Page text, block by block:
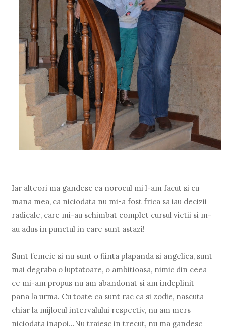
Iar alteori ma gandesc ca norocul mi l-am facut si cu
mana mea, ca niciodata nu mi-a fost frica sa iau decizii
radicale, care mi-au schimbat complet cursul vietii si m-
au adus in punctul in care sunt astazi!
Sunt femeie si nu sunt o fiinta plapanda si angelica, sunt
mai degraba o luptatoare, o ambitioasa, nimic din ceea
ce mi-am propus nu am abandonat si am indeplinit
pana la urma. Cu toate ca sunt rac ca si zodie, nascuta
chiar la mijlocul intervalului respectiv, nu am mers
niciodata inapoi...Nu traiesc in trecut, nu ma gandesc